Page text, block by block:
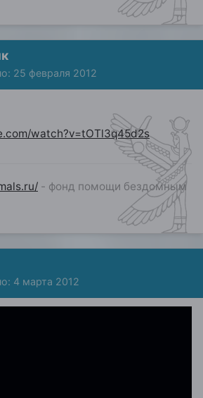
25 февраля 2012
watch?v=tOTl3q45d2s
- фонд помощи бездомным
4 марта 2012